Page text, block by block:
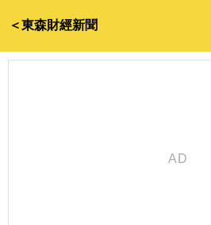
＜東森財經新聞